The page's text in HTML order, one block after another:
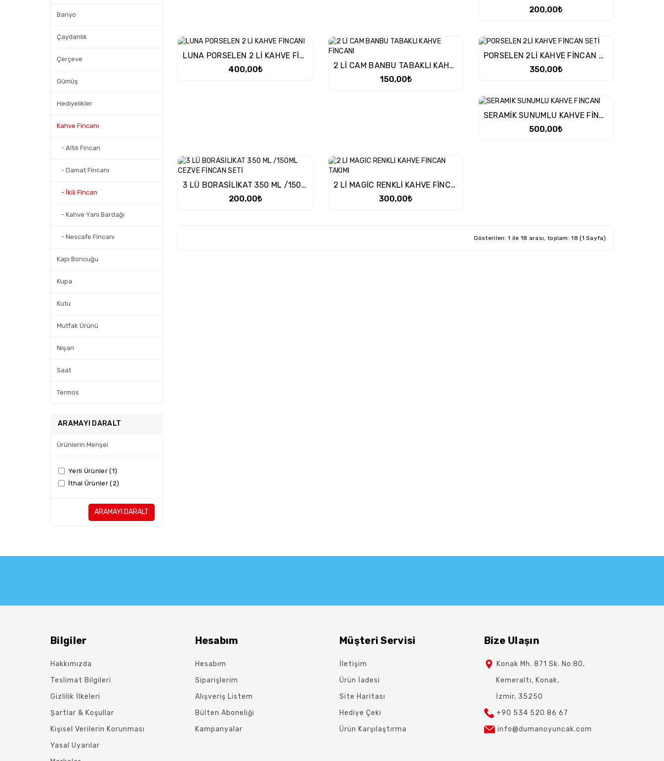
Banyo
Çaydanlık
Çerçeve
Gümüş
Hediyelikler
Kahve Fincanı
- Altılı Fincan
- Damat Fincanı
- İkili Fincan
- Kahve Yanı Bardağı
- Nescafe Fincanı
Kapı Boncuğu
Kupa
Kutu
Mutfak Ürünü
Nişan
Saat
Termos
ARAMAYI DARALT
Ürünlerin Menşei
Yerli Ürünler (1)
İthal Ürünler (2)
ARAMAYI DARALT
200,00₺
LUNA PORSELEN 2 Lİ KAHVE FİNCANI
400,00₺
2 Lİ CAM BANBU TABAKLI KAHVE FİNCANI
150,00₺
PORSELEN 2Lİ KAHVE FİNCAN SETİ
350,00₺
SERAMİK SUNUMLU KAHVE FİNCANI
500,00₺
3 LÜ BORASİLİKAT 350 ML /150ML CEZVE FİNCAN SETİ
200,00₺
2 Lİ MAGİC RENKLİ KAHVE FİNCAN TAKIMI
300,00₺
Gösterilen: 1 ile 18 arası, toplam: 18 (1 Sayfa)
Bilgiler
Hakkımızda
Teslimat Bilgileri
Gizlilik İlkeleri
Şartlar & Koşullar
Kişisel Verilerin Korunması
Yasal Uyarılar
Hesabım
Hesabım
Siparişlerim
Alışveriş Listem
Bülten Aboneliği
Kampanyalar
Müşteri Servisi
İletişim
Ürün İadesi
Site Haritası
Hediye Çeki
Ürün Karşılaştırma
Bize Ulaşın
Konak Mh. 871 Sk. No:80,
Kemeraltı, Konak,
İzmir, 35250
+90 534 520 86 67
info@dumanoyuncak.com